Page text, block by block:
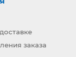
заказа